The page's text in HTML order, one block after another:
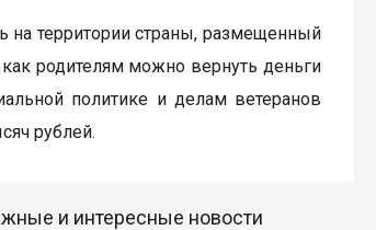
на территории страны, размещенный
родителям можно вернуть деньги
политике и делам ветеранов
рублей.
и интересные новости